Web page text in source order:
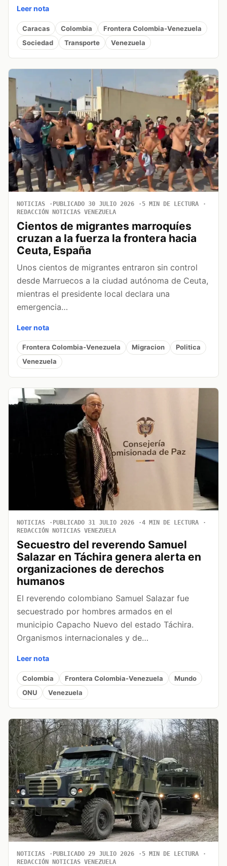
Leer nota
Caracas Colombia
Frontera Colombia-Venezuela
Sociedad
Transporte Venezuela
NOTICIAS PUBLICADO 30 JULIO 2026
5 MIN DE LECTURA
REDACCIÓN NOTICIAS VENEZUELA
Cientos de migrantes marroquíes
cruzan a la fuerza la frontera hacia
Ceuta, España
Unos cientos de migrantes entraron sin control
desde Marruecos a la ciudad autónoma de Ceuta,
mientras el presidente local declara una
emergencia…
Leer nota
Frontera Colombia-Venezuela Migracion
Politica
Venezuela
NOTICIAS PUBLICADO 31 JULIO 2026
4 MIN DE LECTURA
REDACCIÓN NOTICIAS VENEZUELA
Secuestro del reverendo Samuel
Salazar en Táchira genera alerta en
organizaciones de derechos
humanos
El reverendo colombiano Samuel Salazar fue
secuestrado por hombres armados en el
municipio Capacho Nuevo del estado Táchira.
Organismos internacionales y de…
Leer nota
Colombia Frontera Colombia-Venezuela
Mundo
ONU
Venezuela
NOTICIAS PUBLICADO 29 JULIO 2026
5 MIN DE LECTURA
REDACCIÓN NOTICIAS VENEZUELA